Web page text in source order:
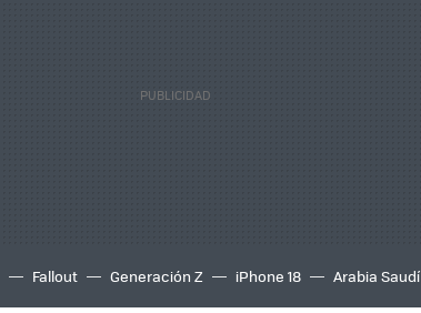
Fallout Generación Z iPhone 18 Arabia Saudí